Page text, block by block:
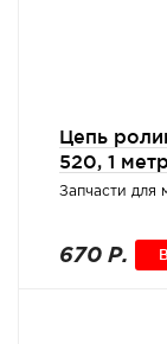
Цепь
520, 1
Запчасти для
670 Р.